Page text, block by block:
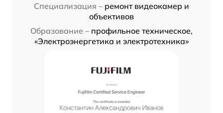
Специализация – ремонт видеокамер и
объективов
Образование – профильное техническое,
«Электроэнергетика и электротехника»